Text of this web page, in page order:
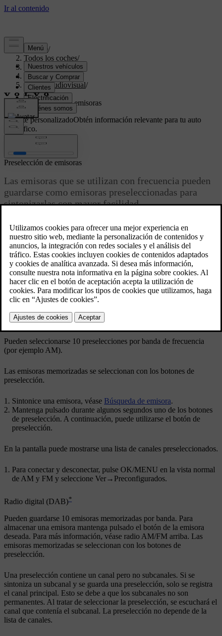
Soporte/
Todos los coches/
V70 2016 /
Manual de usuario
Sistema audiovisual/
Radio/
Preselección de emisoras
Soporte personalizadoObtén información relevante para tu auto
específico.
Iniciar sesión
Preselección de emisoras
Las emisoras que se utilizan con frecuencia pueden
guardarse como emisoras preseleccionadas para
sintonizarlas con mayor facilidad.
Botones de preselección.
Radio AM[1]/FM
Pueden seleccionarse 10 preselecciones por banda de frecuencia
(por ejemplo AM).
Las emisoras memorizadas se seleccionan con los botones de
preselección.
Sintonice una emisora, véase Búsqueda de emisora.
Mantenga pulsado durante algunos segundos uno de los botones
de preselección. A continuación, puede utilizarse el botón de
preselección.
En la pantalla puede mostrarse una lista de canales preseleccionados.
Para conectar y desconectar, pulse OK/MENU en la vista normal
de AM y FM y seleccione Ver→ Preconfigurados.
Radio digital (DAB)*
Pueden guardarse 10 emisoras memorizadas por banda. Para
almacenar una emisora mantenga pulsado el botón de la emisora
deseada. Para más información, véase radio AM/FM arriba. Las
emisoras memorizadas se seleccionan con los botones de
preselección.
Una preselección contiene un canal pero no subcanales. Si se
sintoniza un subcanal y se guarda una preselección, solo se registra
el canal principal. Esto se debe a que los subcanales no son
permanentes. Al tratar de seleccionar la preselección, se escuchará el
canal que contenía el subcanal. La preselección no depende de la
lista de canales.